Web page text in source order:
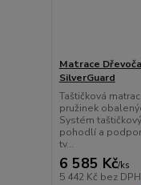
Matrace
SilverGuard
Taštičková
pružinek
Systém
pohodlí a
tv...
6 585 Kč/ks
5 442 Kč bez DPH